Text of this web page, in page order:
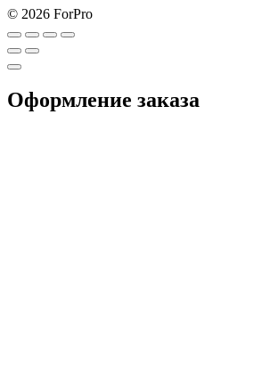
© 2026 ForPro
Оформление заказа